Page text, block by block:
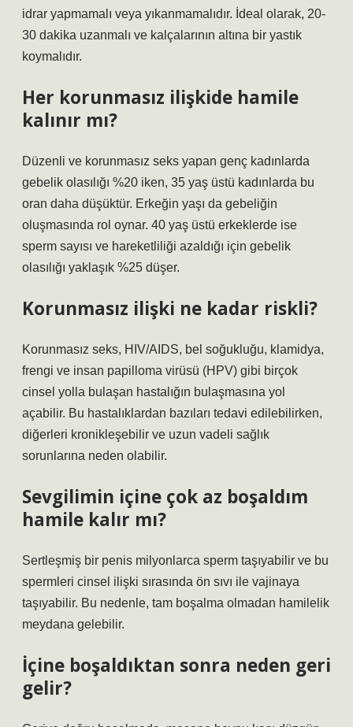
idrar yapmamalı veya yıkanmamalıdır. İdeal olarak, 20-
30 dakika uzanmalı ve kalçalarının altına bir yastık
koymalıdır.
Her korunmasız ilişkide hamile
kalınır mı?
Düzenli ve korunmasız seks yapan genç kadınlarda
gebelik olasılığı %20 iken, 35 yaş üstü kadınlarda bu
oran daha düşüktür. Erkeğin yaşı da gebeliğin
oluşmasında rol oynar. 40 yaş üstü erkeklerde ise
sperm sayısı ve hareketliliği azaldığı için gebelik
olasılığı yaklaşık %25 düşer.
Korunmasız ilişki ne kadar riskli?
Korunmasız seks, HIV/AIDS, bel soğukluğu, klamidya,
frengi ve insan papilloma virüsü (HPV) gibi birçok
cinsel yolla bulaşan hastalığın bulaşmasına yol
açabilir. Bu hastalıklardan bazıları tedavi edilebilirken,
diğerleri kronikleşebilir ve uzun vadeli sağlık
sorunlarına neden olabilir.
Sevgilimin içine çok az boşaldım
hamile kalır mı?
Sertleşmiş bir penis milyonlarca sperm taşıyabilir ve bu
spermleri cinsel ilişki sırasında ön sıvı ile vajinaya
taşıyabilir. Bu nedenle, tam boşalma olmadan hamilelik
meydana gelebilir.
İçine boşaldıktan sonra neden geri
gelir?